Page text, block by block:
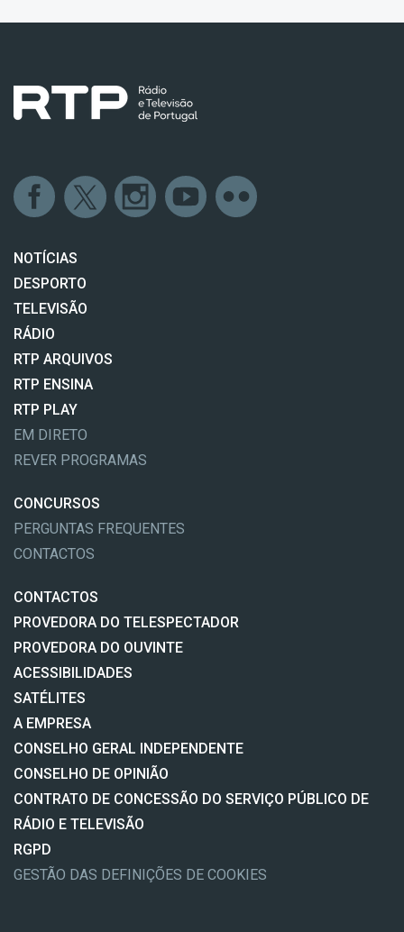
NOTÍCIAS
DESPORTO
TELEVISÃO
RÁDIO
RTP ARQUIVOS
RTP ENSINA
RTP PLAY
EM DIRETO
REVER PROGRAMAS
CONCURSOS
PERGUNTAS FREQUENTES
CONTACTOS
CONTACTOS
PROVEDORA DO TELESPECTADOR
PROVEDORA DO OUVINTE
ACESSIBILIDADES
SATÉLITES
A EMPRESA
CONSELHO GERAL INDEPENDENTE
CONSELHO DE OPINIÃO
CONTRATO DE CONCESSÃO DO SERVIÇO PÚBLICO DE
RÁDIO E TELEVISÃO
RGPD
GESTÃO DAS DEFINIÇÕES DE COOKIES